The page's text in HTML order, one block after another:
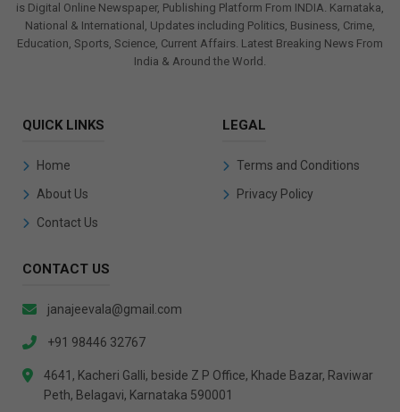
is Digital Online Newspaper, Publishing Platform From INDIA. Karnataka,
National & International, Updates including Politics, Business, Crime,
Education, Sports, Science, Current Affairs. Latest Breaking News From
India & Around the World.
QUICK LINKS
Home
About Us
Contact Us
LEGAL
Terms and Conditions
Privacy Policy
CONTACT US
janajeevala@gmail.com
+91 98446 32767
4641, Kacheri Galli, beside Z P Office, Khade Bazar, Raviwar
Peth, Belagavi, Karnataka 590001